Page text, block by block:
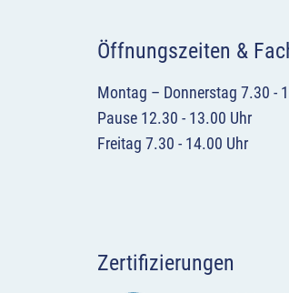
Öffnungszeiten &
Montag – Donnerstag 7.30 -
Pause 12.30 - 13.00 Uhr
Freitag 7.30 - 14.00 Uhr
Zertifizierungen